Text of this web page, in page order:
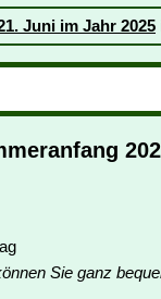
Juni im Jahr 2025
Sie ganz